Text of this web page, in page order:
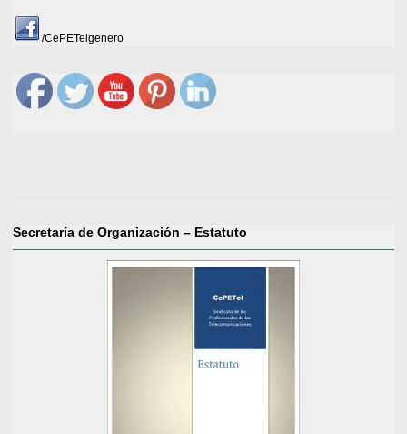
/CePETelgenero
Secretaría de Organización – Estatuto